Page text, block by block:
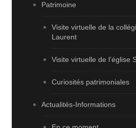
Patrimoine
Visite virtuelle de la
Laurent
Visite virtuelle de l’église
Curiosités patrimoniales
Actualités-Informations